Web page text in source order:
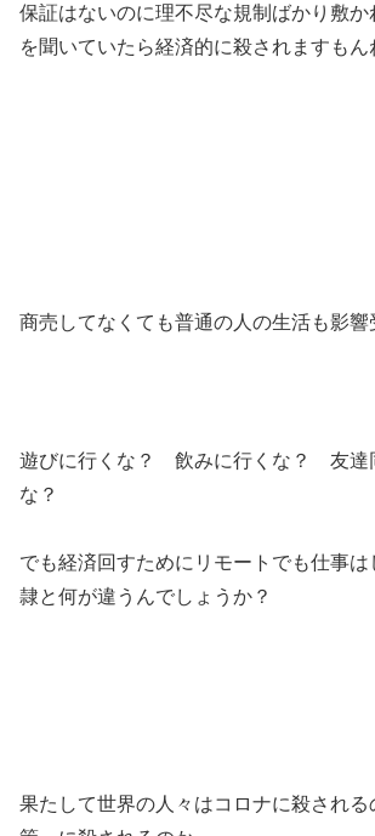
保証はないのに理不尽な規制ばかり敷
を聞いていたら経済的に殺されますもん
商売してなくても普通の人の生活も影響
遊びに行くな？ 飲みに行くな？ 友達
な？
でも経済回すためにリモートでも仕事は
隷と何が違うんでしょうか？
果たして世界の人々はコロナに殺され